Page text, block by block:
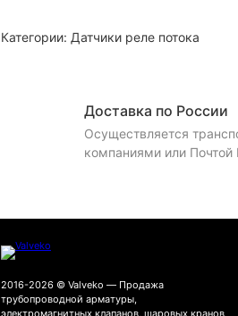
Категории: Датчики реле потока
Доставка по России
Осуществляется
компаниями или Почтой
2016-2026 © Valveko — Продажа
трубопроводной арматуры,
электромагнитных клапанов, шаровых кранов